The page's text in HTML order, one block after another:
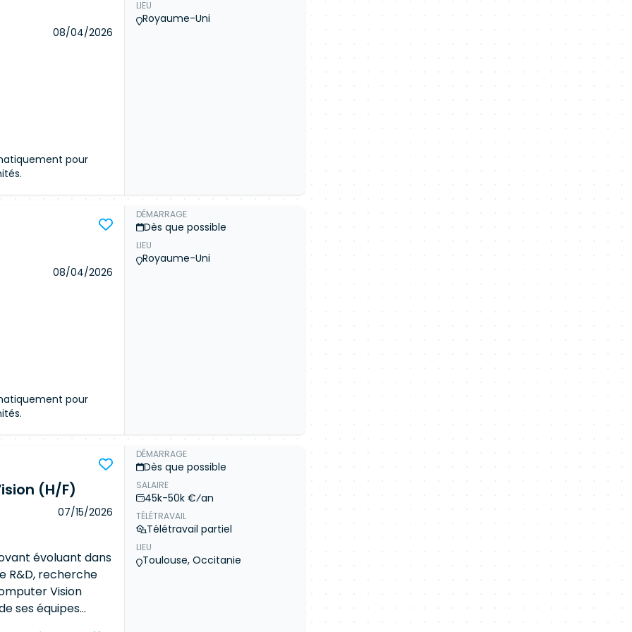
aux détails de
offres du
08/04/2026
pour
aux détails de
offres du
LIEU
Royaume-Uni
08/04/2026
pour
aux détails de
offres du
DÉMARRAGE
Dès que possible
LIEU
Royaume-Uni
(H/F)
07/15/2026
évoluant dans
R&D, recherche
Vision
ses équipes
DÉMARRAGE
Dès que possible
SALAIRE
45k-50k €⁄an
TÉLÉTRAVAIL
Télétravail partiel
LIEU
Toulouse, Occitanie